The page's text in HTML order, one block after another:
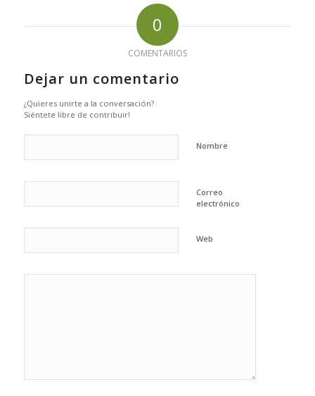
0
COMENTARIOS
Dejar un comentario
¿Quieres unirte a la conversación?
Siéntete libre de contribuir!
Nombre
Correo
electrónico
Web